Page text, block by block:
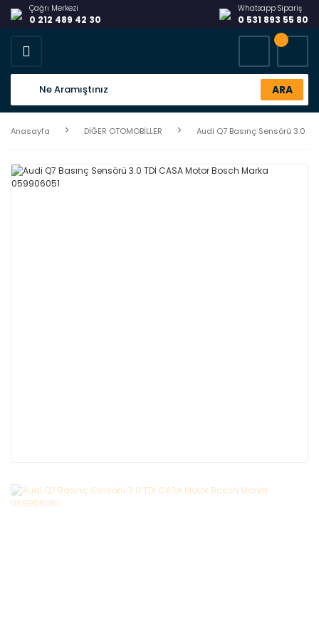
Çağrı Merkezi
0 212 489 42 30
Whatsapp Sipariş
0 531 893 55 80
ARA
Anasayfa DİĞER OTOMOBİLLER Audi Q7 Basınç Sensörü 3.0